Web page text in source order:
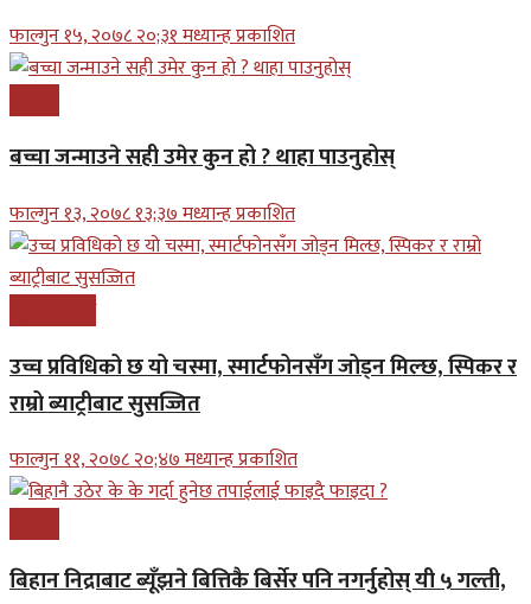
फाल्गुन १५, २०७८ २०;३१ मध्यान्ह प्रकाशित
बच्चा जन्माउने सही उमेर कुन हो ? थाहा पाउनुहोस्
फाल्गुन १३, २०७८ १३;३७ मध्यान्ह प्रकाशित
उच्च प्रविधिको छ यो चस्मा, स्मार्टफोनसँग जोड्न मिल्छ, स्पिकर र
राम्रो ब्याट्रीबाट सुसज्जित
फाल्गुन ११, २०७८ २०;४७ मध्यान्ह प्रकाशित
बिहान निद्राबाट ब्यूँझने बित्तिकै बिर्सेर पनि नगर्नुहोस् यी ५ गल्ती,